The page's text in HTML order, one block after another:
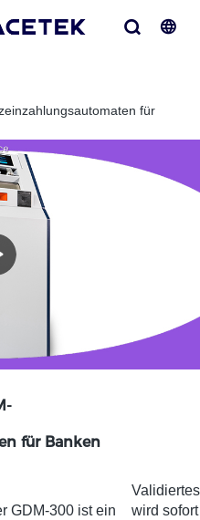
für
für Banken
GDM-300 ist ein
wird